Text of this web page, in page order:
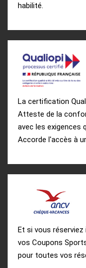
habilité.
La certification
Atteste de la
avec les exigences
Accorde l'accès à
Et si vous
vos Coupons
pour toutes vos